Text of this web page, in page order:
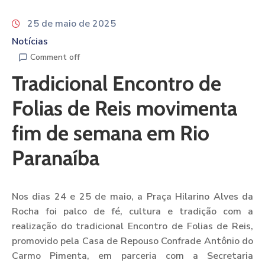
25 de maio de 2025
Notícias
Comment off
Tradicional Encontro de
Folias de Reis movimenta
fim de semana em Rio
Paranaíba
Nos dias 24 e 25 de maio, a Praça Hilarino Alves da
Rocha foi palco de fé, cultura e tradição com a
realização do tradicional Encontro de Folias de Reis,
promovido pela Casa de Repouso Confrade Antônio do
Carmo Pimenta, em parceria com a Secretaria